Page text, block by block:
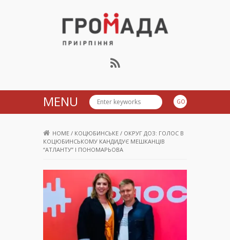
Громада Приірпіння
MENU
HOME / КОЦЮБИНСЬКЕ / ОКРУГ ДОЗ: ГОЛОС В
КОЦЮБИНСЬКОМУ КАНДИДУЄ МЕШКАНЦІВ
“АТЛАНТУ” І ПОНОМАРЬОВА